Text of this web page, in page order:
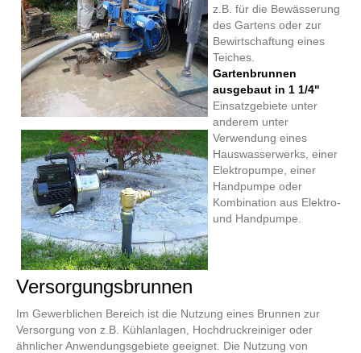
z.B. für die Bewässerung
des Gartens oder zur
Bewirtschaftung eines
Teiches.
Gartenbrunnen
ausgebaut in 1 1/4"
Einsatzgebiete unter
anderem unter
Verwendung eines
Hauswasserwerks, einer
Elektropumpe, einer
Handpumpe oder
Kombination aus Elektro-
und Handpumpe.
Versorgungsbrunnen
Im Gewerblichen Bereich ist die Nutzung eines Brunnen zur
Versorgung von z.B. Kühlanlagen, Hochdruckreiniger oder
ähnlicher Anwendungsgebiete geeignet. Die Nutzung von